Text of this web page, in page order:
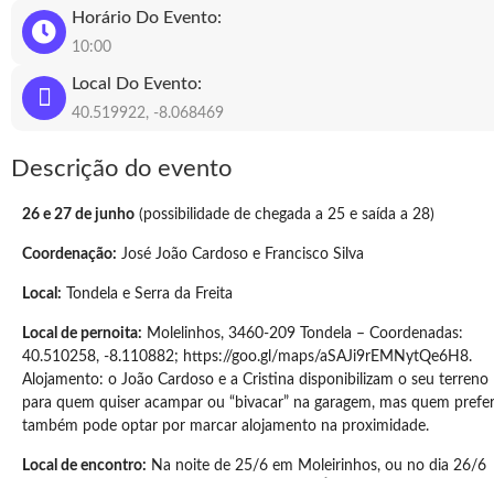
Horário Do Evento:
10:00
Local Do Evento:
40.519922, -8.068469
Descrição do evento
26 e 27 de junho (possibilidade de chegada a 25 e saída a 28)
Coordenação: José João Cardoso e Francisco Silva
Local: Tondela e Serra da Freita
Local de pernoita: Molelinhos, 3460-209 Tondela – Coordenadas:
40.510258, -8.110882; https://goo.gl/maps/aSAJi9rEMNytQe6H8.
Alojamento: o João Cardoso e a Cristina disponibilizam o seu terreno
para quem quiser acampar ou “bivacar” na garagem, mas quem
também pode optar por marcar alojamento na proximidade.
Local de encontro: Na noite de 25/6 em Moleirinhos, ou no dia 26/6